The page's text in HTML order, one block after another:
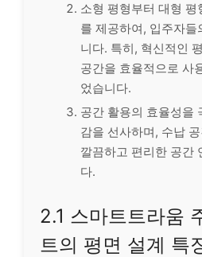
소형 평형부터 대형 평
를 제공하여, 입주자
니다. 특히, 혁신적인
공간을 효율적으로 사
었습니다.
공간 활용의 효율성을
감을 선사하며, 수납
깔끔하고 편리한 공간
다.
2.1 스마트트라움
트의 평면 설계 특